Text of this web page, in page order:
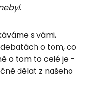
.
s vámi,
o tom, co
o tom to celé je -
dělat z našeho